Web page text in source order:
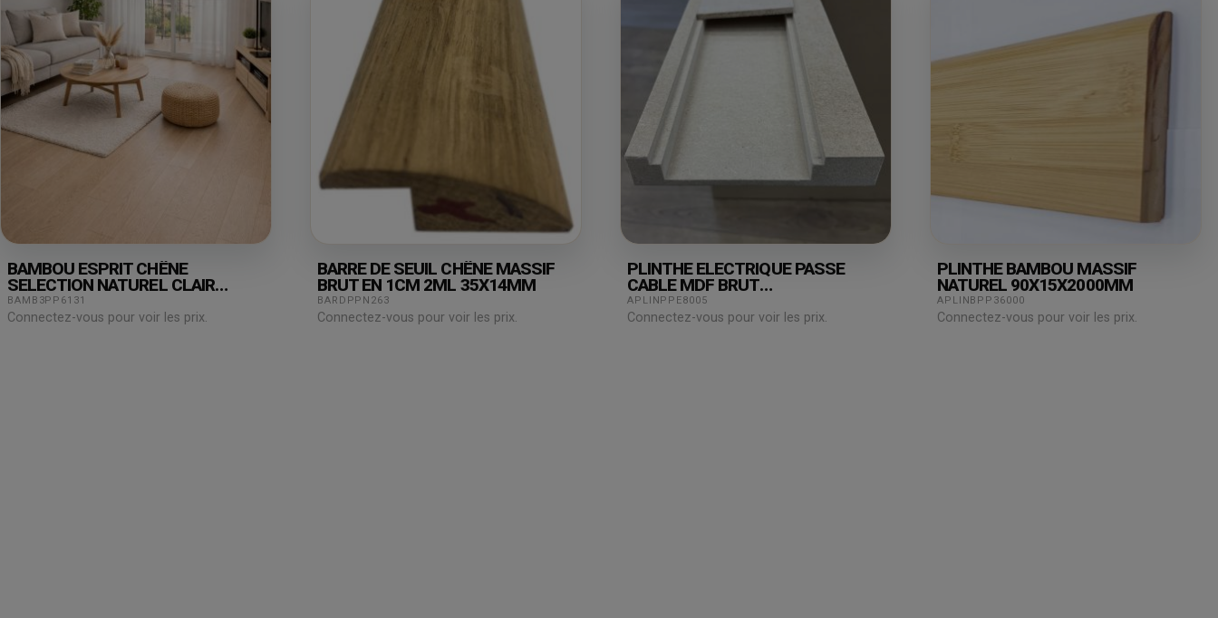
BAMBOU ESPRIT CHÊNE
SELECTION NATUREL CLAIR
158X15X2000MM
BAMB3PP6131
Connectez-vous pour voir les prix.
BARRE DE SEUIL CHÊNE MASSIF
BRUT EN 1CM 2ML 35X14MM
BARDPPN263
Connectez-vous pour voir les prix.
PLINTHE ELECTRIQUE PASSE
CABLE MDF BRUT
19X110X2440MM
APLINPPE8005
Connectez-vous pour voir les prix.
PLINTHE BAMBOU MASSIF
NATUREL 90X15X2000MM
APLINBPP36000
Connectez-vous pour voir les prix.